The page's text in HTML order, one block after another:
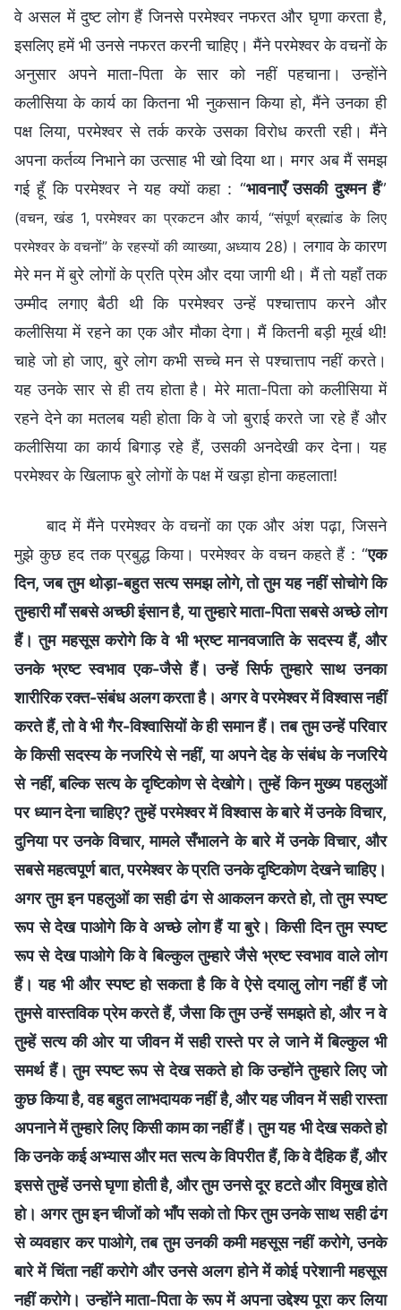
वे असल में दुष्ट लोग हैं जिनसे परमेश्वर नफरत और घृणा करता है,
इसलिए हमें भी उनसे नफरत करनी चाहिए। मैंने परमेश्वर के वचनों के
अनुसार अपने माता-पिता के सार को नहीं पहचाना। उन्होंने
कलीसिया के कार्य का कितना भी नुकसान किया हो, मैंने उनका ही
पक्ष लिया, परमेश्वर से तर्क करके उसका विरोध करती रही। मैंने
अपना कर्तव्य निभाने का उत्साह भी खो दिया था। मगर अब मैं समझ
गई हूँ कि परमेश्वर ने यह क्यों कहा : “भावनाएँ उसकी दुश्मन हैं”
(वचन, खंड 1, परमेश्वर का प्रकटन और कार्य, “संपूर्ण ब्रह्मांड के लिए
परमेश्वर के वचनों” के रहस्यों की व्याख्या, अध्याय 28) । लगाव के कारण
मेरे मन में बुरे लोगों के प्रति प्रेम और दया जागी थी। मैं तो यहाँ तक
उम्मीद लगाए बैठी थी कि परमेश्वर उन्हें पश्चात्ताप करने और
कलीसिया में रहने का एक और मौका देगा। मैं कितनी बड़ी मूर्ख थी!
चाहे जो हो जाए, बुरे लोग कभी सच्चे मन से पश्चात्ताप नहीं करते।
यह उनके सार से ही तय होता है। मेरे माता-पिता को कलीसिया में
रहने देने का मतलब यही होता कि वे जो बुराई करते जा रहे हैं और
कलीसिया का कार्य बिगाड़ रहे हैं, उसकी अनदेखी कर देना। यह
परमेश्वर के खिलाफ बुरे लोगों के पक्ष में खड़ा होना कहलाता!
बाद में मैंने परमेश्वर के वचनों का एक और अंश पढ़ा, जिसने
मुझे कुछ हद तक प्रबुद्ध किया। परमेश्वर के वचन कहते हैं : “एक
दिन, जब तुम थोड़ा-बहुत सत्य समझ लोगे, तो तुम यह नहीं सोचोगे कि
तुम्हारी माँ सबसे अच्छी इंसान है, या तुम्हारे माता-पिता सबसे अच्छे लोग
हैं। तुम महसूस करोगे कि वे भी भ्रष्ट मानवजाति के सदस्य हैं, और
उनके भ्रष्ट स्वभाव एक-जैसे हैं। उन्हें सिर्फ तुम्हारे साथ उनका
शारीरिक रक्त-संबंध अलग करता है। अगर वे परमेश्वर में विश्वास नहीं
करते हैं, तो वे भी गैर-विश्वासियों के ही समान हैं। तब तुम उन्हें परिवार
के किसी सदस्य के नजरिये से नहीं, या अपने देह के संबंध के नजरिये
से नहीं, बल्कि सत्य के दृष्टिकोण से देखोगे। तुम्हें किन मुख्य पहलुओं
पर ध्यान देना चाहिए? तुम्हें परमेश्वर में विश्वास के बारे में उनके विचार,
दुनिया पर उनके विचार, मामले सँभालने के बारे में उनके विचार, और
सबसे महत्वपूर्ण बात, परमेश्वर के प्रति उनके दृष्टिकोण देखने चाहिए।
अगर तुम इन पहलुओं का सही ढंग से आकलन करते हो, तो तुम स्पष्ट
रूप से देख पाओगे कि वे अच्छे लोग हैं या बुरे। किसी दिन तुम स्पष्ट
रूप से देख पाओगे कि वे बिल्कुल तुम्हारे जैसे भ्रष्ट स्वभाव वाले लोग
हैं। यह भी और स्पष्ट हो सकता है कि वे ऐसे दयालु लोग नहीं हैं जो
तुमसे वास्तविक प्रेम करते हैं, जैसा कि तुम उन्हें समझते हो, और न वे
तुम्हें सत्य की ओर या जीवन में सही रास्ते पर ले जाने में बिल्कुल भी
समर्थ हैं। तुम स्पष्ट रूप से देख सकते हो कि उन्होंने तुम्हारे लिए जो
कुछ किया है, वह बहुत लाभदायक नहीं है, और यह जीवन में सही रास्ता
अपनाने में तुम्हारे लिए किसी काम का नहीं हैं। तुम यह भी देख सकते हो
कि उनके कई अभ्यास और मत सत्य के विपरीत हैं, कि वे दैहिक हैं, और
इससे तुम्हें उनसे घृणा होती है, और तुम उनसे दूर हटते और विमुख होते
हो। अगर तुम इन चीजों को भाँप सको तो फिर तुम उनके साथ सही ढंग
से व्यवहार कर पाओगे, तब तुम उनकी कमी महसूस नहीं करोगे, उनके
बारे में चिंता नहीं करोगे और उनसे अलग होने में कोई परेशानी महसूस
नहीं करोगे। उन्होंने माता-पिता के रूप में अपना उद्देश्य पूरा कर लिया